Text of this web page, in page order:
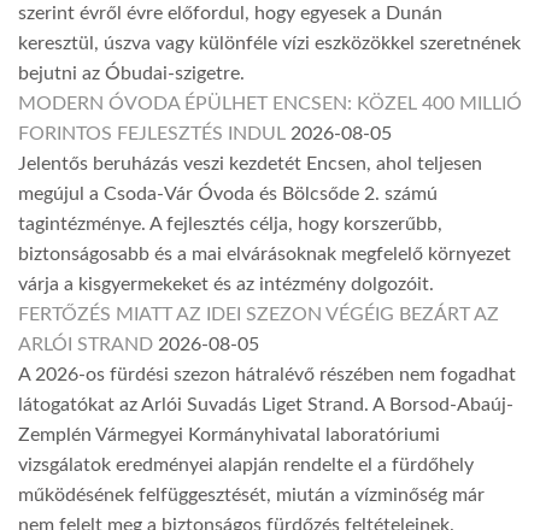
szerint évről évre előfordul, hogy egyesek a Dunán
keresztül, úszva vagy különféle vízi eszközökkel szeretnének
bejutni az Óbudai-szigetre.
MODERN ÓVODA ÉPÜLHET ENCSEN: KÖZEL 400 MILLIÓ
FORINTOS FEJLESZTÉS INDUL 2026-08-05
Jelentős beruházás veszi kezdetét Encsen, ahol teljesen
megújul a Csoda-Vár Óvoda és Bölcsőde 2. számú
tagintézménye. A fejlesztés célja, hogy korszerűbb,
biztonságosabb és a mai elvárásoknak megfelelő környezet
várja a kisgyermekeket és az intézmény dolgozóit.
FERTŐZÉS MIATT AZ IDEI SZEZON VÉGÉIG BEZÁRT AZ
ARLÓI STRAND 2026-08-05
A 2026-os fürdési szezon hátralévő részében nem fogadhat
látogatókat az Arlói Suvadás Liget Strand. A Borsod-Abaúj-
Zemplén Vármegyei Kormányhivatal laboratóriumi
vizsgálatok eredményei alapján rendelte el a fürdőhely
működésének felfüggesztését, miután a vízminőség már
nem felelt meg a biztonságos fürdőzés feltételeinek.